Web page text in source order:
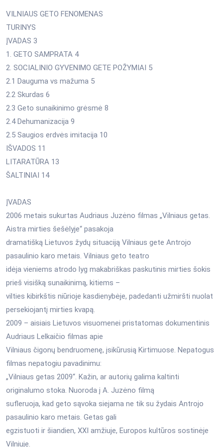
VILNIAUS GETO FENOMENAS
TURINYS
ĮVADAS 3
1. GETO SAMPRATA 4
2. SOCIALINIO GYVENIMO GETE POŽYMIAI 5
2.1 Dauguma vs mažuma 5
2.2 Skurdas 6
2.3 Geto sunaikinimo grėsmė 8
2.4 Dehumanizacija 9
2.5 Saugios erdvės imitacija 10
IŠVADOS 11
LITARATŪRA 13
ŠALTINIAI 14
ĮVADAS
2006 metais sukurtas Audriaus Juzėno filmas „Vilniaus getas.
Aistra mirties šešėlyje“ pasakoja
dramatišką Lietuvos žydų situaciją Vilniaus gete Antrojo
pasaulinio karo metais. Vilniaus geto teatro
idėja vieniems atrodo lyg makabriškas paskutinis mirties šokis
prieš visišką sunaikinimą, kitiems –
vilties kibirkštis niūrioje kasdienybėje, padedanti užmiršti nuolat
persekiojantį mirties kvapą.
2009 – aisiais Lietuvos visuomenei pristatomas dokumentinis
Audriaus Lelkaičio filmas apie
Vilniaus čigonų bendruomenę, įsikūrusią Kirtimuose. Nepatogus
filmas nepatogiu pavadinimu:
„Vilniaus getas 2009“. Kažin, ar autorių galima kaltinti
originalumo stoka. Nuoroda į A. Juzėno filmą
sufleruoja, kad geto sąvoka siejama ne tik su žydais Antrojo
pasaulinio karo metais. Getas gali
egzistuoti ir šiandien, XXI amžiuje, Europos kultūros sostinėje
Vilniuje.